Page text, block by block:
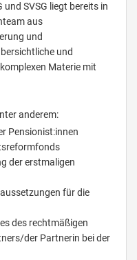
SVSG liegt bereits in
aus
und
und
Materie mit
anderem:
Pensionist:innen
der erstmaligen
für die
des rechtmäßigen
der Partnerin bei der